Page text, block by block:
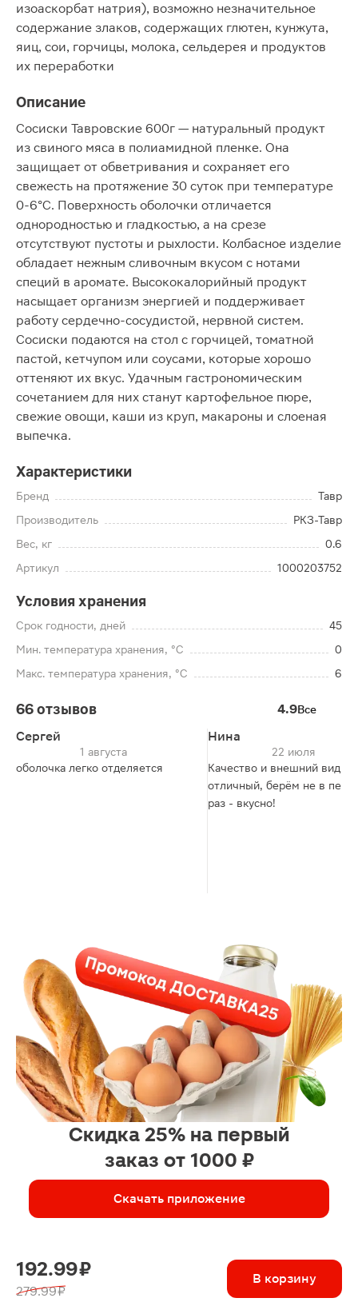
изоаскорбат натрия), возможно незначительное
содержание злаков, содержащих глютен, кунжута,
яиц, сои, горчицы, молока, сельдерея и продуктов
их переработки
Описание
Сосиски Тавровские 600г — натуральный продукт
из свиного мяса в полиамидной пленке. Она
защищает от обветривания и сохраняет его
свежесть на протяжение 30 суток при температуре
0-6°С. Поверхность оболочки отличается
однородностью и гладкостью, а на срезе
отсутствуют пустоты и рыхлости. Колбасное изделие
обладает нежным сливочным вкусом с нотами
специй в аромате. Высококалорийный продукт
насыщает организм энергией и поддерживает
работу сердечно-сосудистой, нервной систем.
Сосиски подаются на стол с горчицей, томатной
пастой, кетчупом или соусами, которые хорошо
оттеняют их вкус. Удачным гастрономическим
сочетанием для них станут картофельное пюре,
свежие овощи, каши из круп, макароны и слоеная
выпечка.
Характеристики
Бренд
Тавр
Производитель
РКЗ-Тавр
Вес, кг
0.6
Артикул
1000203752
Условия хранения
Срок годности, дней
45
Мин. температура хранения, °C
0
Макс. температура хранения, °C
6
66 отзывов 4.9Все
Сергей
1 августа
оболочка легко отделяется
Нина
22 июля
Качество и внешний вид
отличный, берём не в
раз - вкусно!
Скидка 25% на первый
заказ от 1000 ₽
Скачать приложение
192.99 ₽
279.99 ₽
В корзину